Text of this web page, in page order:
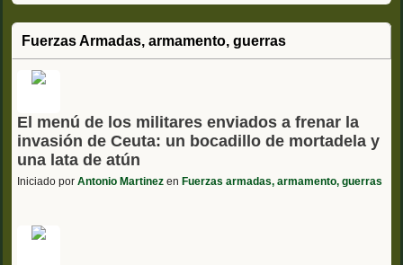
Fuerzas Armadas, armamento, guerras
El menú de los militares enviados a frenar la
invasión de Ceuta: un bocadillo de mortadela y
una lata de atún
Iniciado por Antonio Martinez en Fuerzas armadas, armamento, guerras